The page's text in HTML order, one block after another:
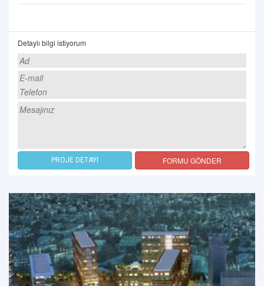
Detaylı bilgi istiyorum
PROJE DETAYI FORMU GÖNDER